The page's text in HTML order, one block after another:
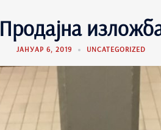
Продајна
ЈАНУАР 6, 2019 UNCATEGORIZED